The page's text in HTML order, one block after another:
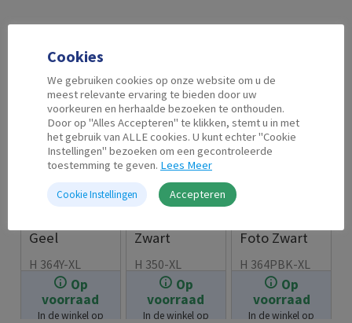
Op
voorraad
In de winkel op
Second Life
Geel
7.99
H 364Y-XL
Op
voorraad
In de winkel op
Second Life
Zwart
18.99
H 350-XL
Op
voorraad
In de winkel op
Foto Zwart
7.99
H 364PBK-XL
Cookies
We gebruiken cookies op onze website om u de
meest relevante ervaring te bieden door uw
voorkeuren en herhaalde bezoeken te onthouden.
Door op "Alles Accepteren" te klikken, stemt u in met
het gebruik van ALLE cookies. U kunt echter "Cookie
Instellingen" bezoeken om een gecontroleerde
toestemming te geven. Lees Meer
Cookie Instellingen Accepteren